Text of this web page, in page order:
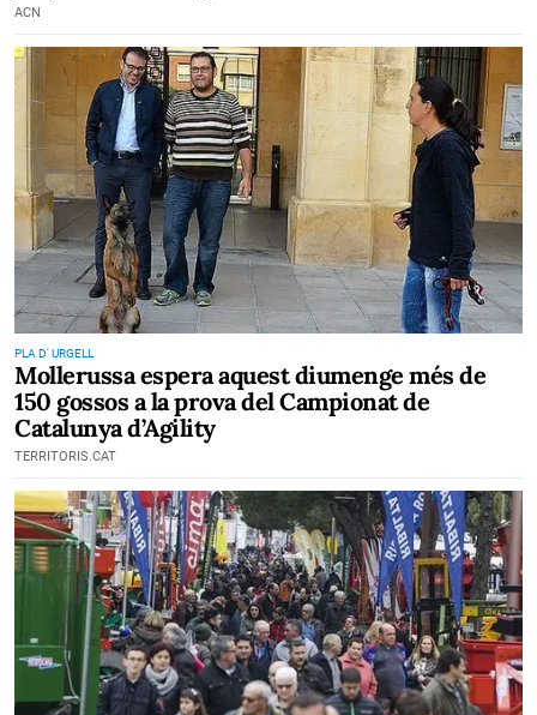
ACN
PLA D' URGELL
Mollerussa espera aquest diumenge més de
150 gossos a la prova del Campionat de
Catalunya d’Agility
TERRITORIS.CAT